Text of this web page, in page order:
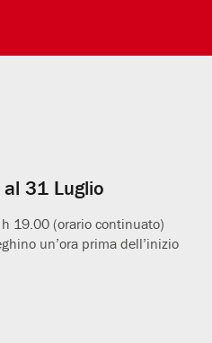
al 31 Luglio
19.00 (orario continuato)
un’ora prima dell’inizio